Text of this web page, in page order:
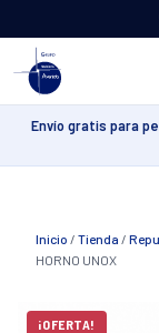
al
contenido
Envío gratis para
Inicio / Tienda /
HORNO UNOX
¡OFERTA!